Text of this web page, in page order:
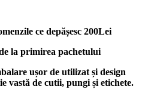
ce depășesc 200Lei
la primirea pachetului
ușor de utilizat și design
vastă de cutii, pungi și etichete.